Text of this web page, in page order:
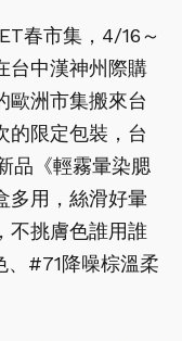
春市集，4/16～
台中漢神州際購
歐洲市集搬來台
的限定包裝，台
品《輕霧暈染腮
多用，絲滑好暈
不挑膚色誰用誰
、#71降噪棕溫柔